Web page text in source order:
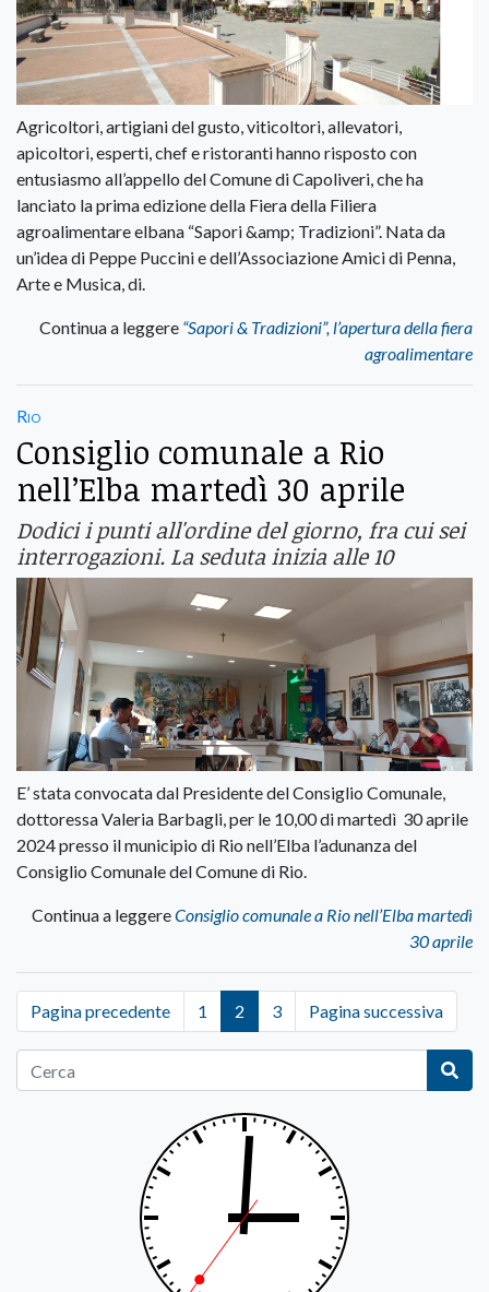
Agricoltori, artigiani del gusto, viticoltori, allevatori,
apicoltori, esperti, chef e ristoranti hanno risposto con
entusiasmo all’appello del Comune di Capoliveri, che ha
lanciato la prima edizione della Fiera della Filiera
agroalimentare elbana “Sapori &amp; Tradizioni”. Nata da
un’idea di Peppe Puccini e dell’Associazione Amici di Penna,
Arte e Musica, di.
Continua a leggere “Sapori & Tradizioni”, l’apertura della fiera
agroalimentare
Rio
Consiglio comunale a Rio
nell’Elba martedì 30 aprile
Dodici i punti all'ordine del giorno, fra cui sei
interrogazioni. La seduta inizia alle 10
E’ stata convocata dal Presidente del Consiglio Comunale,
dottoressa Valeria Barbagli, per le 10,00 di martedì 30 aprile
2024 presso il municipio di Rio nell’Elba l’adunanza del
Consiglio Comunale del Comune di Rio.
Continua a leggereConsiglio comunale a Rio nell’Elba martedì
30 aprile
Pagina precedente 1 2 3 Pagina successiva